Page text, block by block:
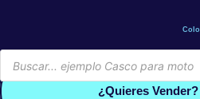
contenido
Búsqueda
de
productosConoce por qué debes
¿Quieres Vender?